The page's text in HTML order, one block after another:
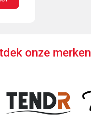
onze merken